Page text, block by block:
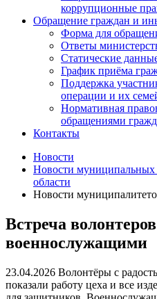
коррупционные
Обращение граждан и
Форма для
Ответы
Статические
График приёма
Поддержка
операции и их
Нормативная
обращениями
Контакты
Новости
Новости муниципальных
области
Новости
Встреча
военнослужащими
23.04.2026 Волонтёры с
показали работу цеха и все